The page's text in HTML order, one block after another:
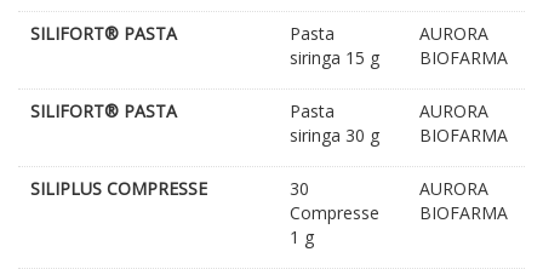
SILIFORT® PASTA
Pasta
siringa 15 g
AURORA
BIOFARMA
SILIFORT® PASTA
Pasta
siringa 30 g
AURORA
BIOFARMA
SILIPLUS COMPRESSE
30
Compresse
1 g
AURORA
BIOFARMA